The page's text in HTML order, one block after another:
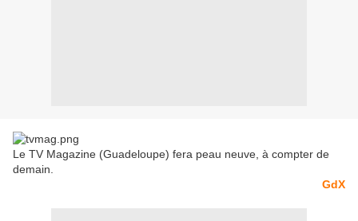
Le TV Magazine (Guadeloupe) fera peau neuve, à compter de
demain.
GdX